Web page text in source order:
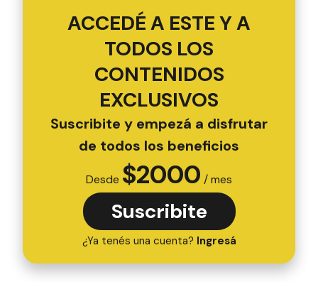
ACCEDÉ A ESTE Y A
TODOS LOS
CONTENIDOS
EXCLUSIVOS
Suscribite y empezá a disfrutar
de todos los beneficios
Desde $2000 / mes
Suscribite
¿Ya tenés una cuenta? Ingresá